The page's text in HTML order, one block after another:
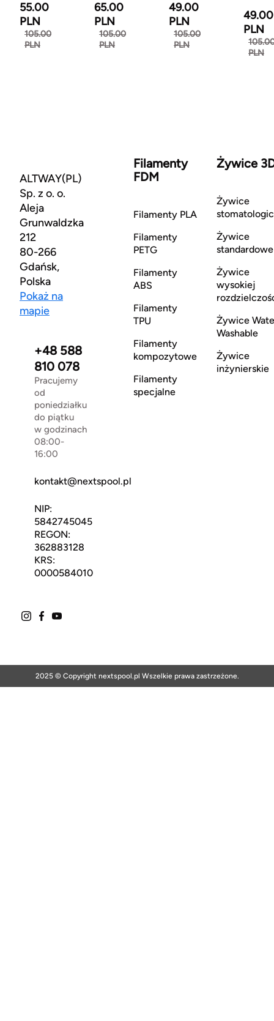
55.00
PLN
105.00
PLN
65.00
PLN
105.00
PLN
49.00
PLN
105.00
PLN
49.00
PLN
PLN
ALTWAY(PL)
Sp. z o. o.
Aleja
Grunwaldzka
212
80-266
Gdańsk,
Polska
Pokaż na
mapie
+48 588
810 078
Pracujemy
od
poniedziałku
do piątku
w godzinach
08:00-
16:00
kontakt@nextspool.pl
NIP:
5842745045
REGON:
362883128
KRS:
0000584010
Filamenty
FDM
Filamenty PLA
Filamenty
PETG
Filamenty
ABS
Filamenty
TPU
Filamenty
kompozytowe
Filamenty
specjalne
Żywice
Żywice
Żywice
standardowe
Żywice
wysokiej
Żywice
Washable
Żywice
inżynierskie